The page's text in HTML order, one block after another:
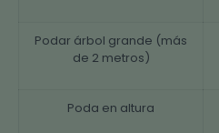
Podar árbol grande (más
de 2 metros)
Poda en altura